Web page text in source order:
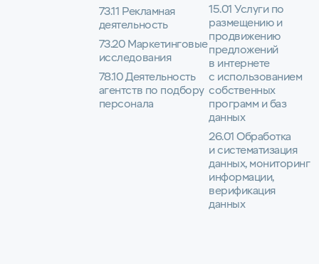
73.11 Рекламная
деятельность
73.20 Маркетинговые
исследования
78.10 Деятельность
агентств по подбору
персонала
15.01 Услуги по
размещению и
продвижению
предложений
в интернете
с использованием
собственных
программ и баз
данных
26.01 Обработка
и систематизация
данных, мониторинг
информации,
верификация
данных